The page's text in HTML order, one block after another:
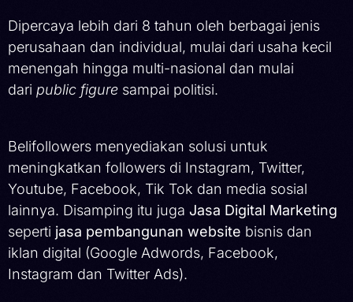
Dipercaya lebih dari 8 tahun oleh berbagai jenis
perusahaan dan individual, mulai dari usaha kecil
menengah hingga multi-nasional dan mulai
dari public figure sampai politisi.
Belifollowers menyediakan solusi untuk
meningkatkan followers di Instagram, Twitter,
Youtube, Facebook, Tik Tok dan media sosial
lainnya. Disamping itu juga Jasa Digital Marketing
seperti jasa pembangunan website bisnis dan
iklan digital (Google Adwords, Facebook,
Instagram dan Twitter Ads).